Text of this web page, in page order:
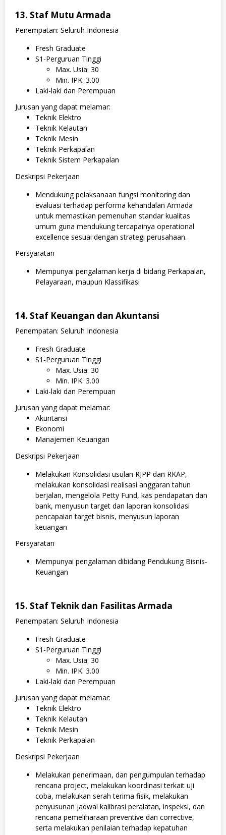
13. Staf Mutu Armada
Penempatan: Seluruh Indonesia
Fresh Graduate
S1-Perguruan Tinggi
Max. Usia: 30
Min. IPK: 3.00
Laki-laki dan Perempuan
Jurusan yang dapat melamar:
Teknik Elektro
Teknik Kelautan
Teknik Mesin
Teknik Perkapalan
Teknik Sistem Perkapalan
Deskripsi Pekerjaan
Mendukung pelaksanaan fungsi monitoring dan
evaluasi terhadap performa kehandalan Armada
untuk memastikan pemenuhan standar kualitas
umum guna mendukung tercapainya operational
excellence sesuai dengan strategi perusahaan.
Persyaratan
Mempunyai pengalaman kerja di bidang Perkapalan,
Pelayaraan, maupun Klassifikasi
14. Staf Keuangan dan Akuntansi
Penempatan: Seluruh Indonesia
Fresh Graduate
S1-Perguruan Tinggi
Max. Usia: 30
Min. IPK: 3.00
Laki-laki dan Perempuan
Jurusan yang dapat melamar:
Akuntansi
Ekonomi
Manajemen Keuangan
Deskripsi Pekerjaan
Melakukan Konsolidasi usulan RJPP dan RKAP,
melakukan konsolidasi realisasi anggaran tahun
berjalan, mengelola Petty Fund, kas pendapatan dan
bank, menyusun target dan laporan konsolidasi
pencapaian target bisnis, menyusun laporan
keuangan
Persyaratan
Mempunyai pengalaman dibidang Pendukung Bisnis-
Keuangan
15. Staf Teknik dan Fasilitas Armada
Penempatan: Seluruh Indonesia
Fresh Graduate
S1-Perguruan Tinggi
Max. Usia: 30
Min. IPK: 3.00
Laki-laki dan Perempuan
Jurusan yang dapat melamar:
Teknik Elektro
Teknik Kelautan
Teknik Mesin
Teknik Perkapalan
Deskripsi Pekerjaan
Melakukan penerimaan, dan pengumpulan terhadap
rencana project, melakukan koordinasi terkait uji
coba, melakukan serah terima fisik, melakukan
penyusunan jadwal kalibrasi peralatan, inspeksi, dan
rencana pemeliharaan preventive dan corrective,
serta melakukan penilaian terhadap kepatuhan